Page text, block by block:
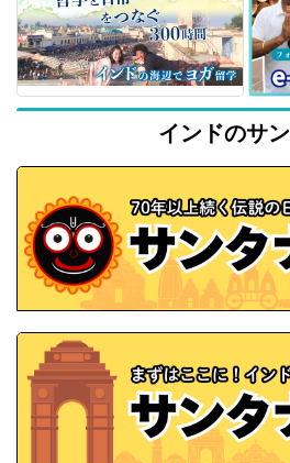
インドのサ